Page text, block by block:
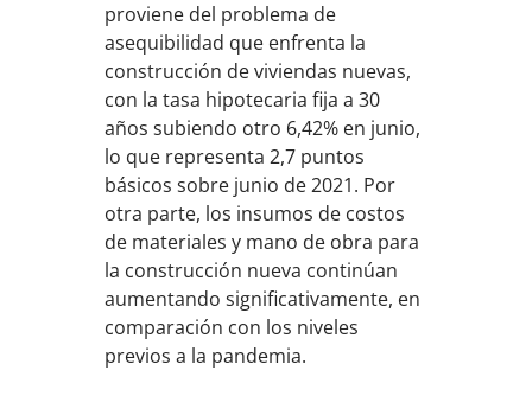
proviene del problema de
asequibilidad que enfrenta la
construcción de viviendas nuevas,
con la tasa hipotecaria fija a 30
años subiendo otro 6,42% en junio,
lo que representa 2,7 puntos
básicos sobre junio de 2021. Por
otra parte, los insumos de costos
de materiales y mano de obra para
la construcción nueva continúan
aumentando significativamente, en
comparación con los niveles
previos a la pandemia.